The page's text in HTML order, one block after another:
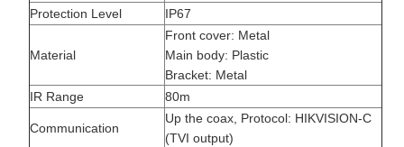
Protection Level
IP67
Material
Front cover: Metal
Main body: Plastic
Bracket: Metal
IR Range
80m
Communication
Up the coax, Protocol: HIKVISION-C
(TVI output)